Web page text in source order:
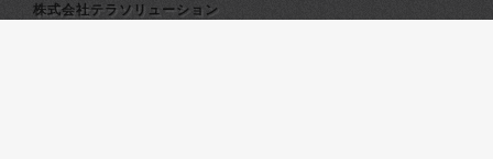
株式会社テラソリューション